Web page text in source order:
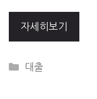
자세히보기
CATEGORIES
대출